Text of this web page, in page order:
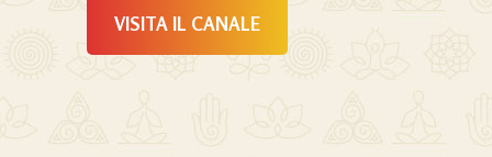
VISITA IL CANALE